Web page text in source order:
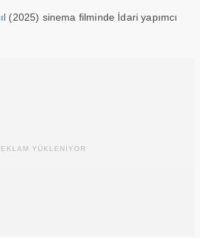
(2025) sinema filminde İdari yapımcı
YÜKLENİYOR